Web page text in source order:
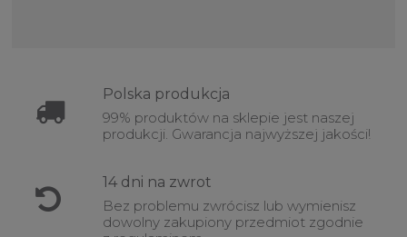
Polska produkcja
99% produktów na sklepie jest naszej
produkcji. Gwarancja najwyższej jakości!
14 dni na zwrot
Bez problemu zwrócisz lub wymienisz
dowolny zakupiony przedmiot zgodnie